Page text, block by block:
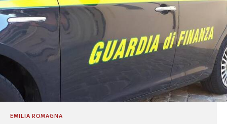
EMILIA ROMAGNA